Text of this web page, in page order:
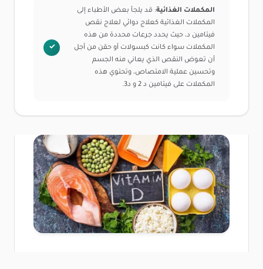
المكملات الغذائية: قد يلجأ بعض الأطباء إلى
المكملات الغذائية كعلاج دوائي لعلاج نقص
فيتامين د، حيث يحدد جرعات محددة من هذه
المكملات سواء كانت كبسولات أو حقن من أجل
أن تعوض النقص الذي يعاني منه الجسم
وتحسين عملية الامتصاص، وتحتوي هذه
المكملات على فيتامين د 2 و د3.